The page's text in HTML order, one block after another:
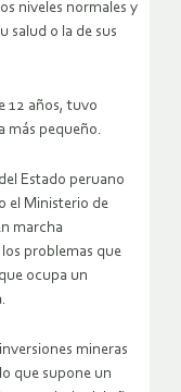
niveles normales y
salud o la de sus
12 años, tuvo
más pequeño.
Estado peruano
el Ministerio de
marcha
problemas que
ocupa un
mineras
que supone un